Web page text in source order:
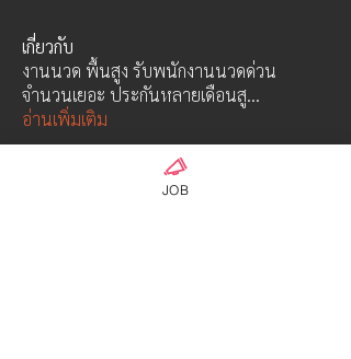
เกี่ยวกับ
งานนวด พื้นสูง รับพนักงานนวดด่วน
จำนวนเยอะ ประกันหลายเดือนสู...
อ่านเพิ่มเติม
JOB